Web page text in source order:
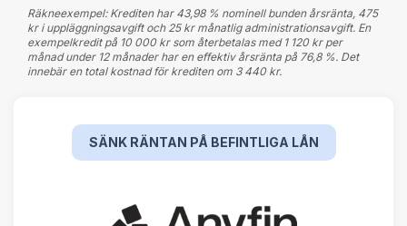
Räkneexempel: Krediten har 43,98 % nominell bunden årsränta, 475
kr i uppläggningsavgift och 25 kr månatlig administrationsavgift. En
exempelkredit på 10 000 kr som återbetalas med 1 120 kr per
månad under 12 månader har en effektiv årsränta på 76,8 %. Det
innebär en total kostnad för krediten om 3 440 kr.
SÄNK RÄNTAN PÅ BEFINTLIGA LÅN